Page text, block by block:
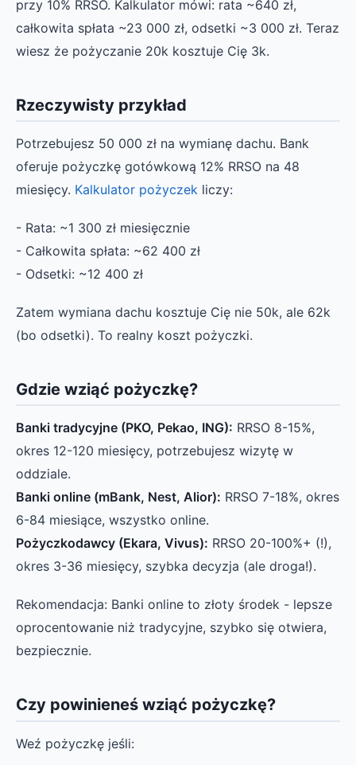
przy 10% RRSO. Kalkulator mówi: rata ~640 zł,
całkowita spłata ~23 000 zł, odsetki ~3 000 zł. Teraz
wiesz że pożyczanie 20k kosztuje Cię 3k.
Rzeczywisty przykład
Potrzebujesz 50 000 zł na wymianę dachu. Bank
oferuje pożyczkę gotówkową 12% RRSO na 48
miesięcy. Kalkulator pożyczek liczy:
- Rata: ~1 300 zł miesięcznie
- Całkowita spłata: ~62 400 zł
- Odsetki: ~12 400 zł
Zatem wymiana dachu kosztuje Cię nie 50k, ale 62k
(bo odsetki). To realny koszt pożyczki.
Gdzie wziąć pożyczkę?
Banki tradycyjne (PKO, Pekao, ING): RRSO 8-15%,
okres 12-120 miesięcy, potrzebujesz wizytę w
oddziale.
Banki online (mBank, Nest, Alior): RRSO 7-18%, okres
6-84 miesiące, wszystko online.
Pożyczkodawcy (Ekara, Vivus): RRSO 20-100%+ (!),
okres 3-36 miesięcy, szybka decyzja (ale droga!).
Rekomendacja: Banki online to złoty środek - lepsze
oprocentowanie niż tradycyjne, szybko się otwiera,
bezpiecznie.
Czy powinieneś wziąć pożyczkę?
Weź pożyczkę jeśli: